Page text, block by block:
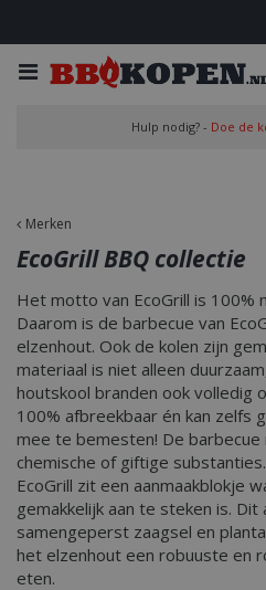
Merken
Hulp nodig? - Doe de
EcoGrill BBQ collectie
Het motto van EcoGrill is 100%
Daarom is de barbecue van
elzenhout. Ook de kolen zijn
materiaal is niet alleen
houtskool branden ook volledig
100% afbreekbaar én kan zelfs
mee te bemesten! De
chemische of giftige
EcoGrill zit een aanmaakblokje
gemakkelijk aan te steken is.
samengeperst zaagsel en
het elzenhout een robuuste en
eten.